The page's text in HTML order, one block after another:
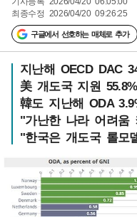
최종수정 2026/04/20 09:26:25
구글에서 선호하는 매체로 추가
지난해 OECD DAC
美 개도국 지원
韓도 지난해 ODA
"가난한 나라 어려
"한국은 개도국 롤모